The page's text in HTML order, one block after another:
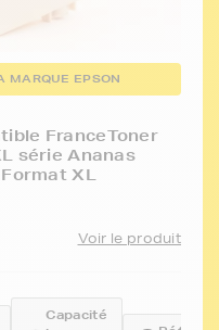
MARQUE EPSON
FranceToner
série Ananas
Format XL
Voir le produit
Capacité